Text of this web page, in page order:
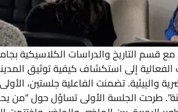
من؟!”. هدفت الفعالية إلى استكشاف كيفية
والبيئية. تضمنت الفاعلية جلستين،
طرحت الجلسة الأولى تساؤل حول